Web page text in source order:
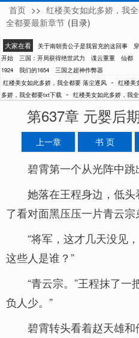
落尘逐风
首页 >> 红楼美女如此多娇，我
全都要最新章节 (目录)
大家在看 关于南朝贵公子是我冒充的这回事
开始
三国：开局获得绝世武力 谍云重重 仙都
1924
我们的1654
三国之超神作弊器
红楼美女如此多娇，我全都要 落尘逐风 - 红楼美
多娇，我全都要txt下载 - 红楼美女如此多娇，我
第637章 元婴后
上一章 书 页
碧霄第一个从光阵中跳
她落在王程身边，低
了看对面黑压压一片青云宗
“将军，这才几天没见
这些人是谁？”
“青云宗。”王程抹了一
负人少。”
碧霄转头看着赵天雄